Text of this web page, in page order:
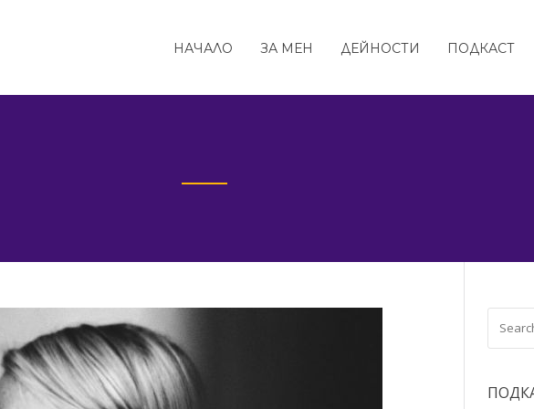
НАЧАЛО ЗА МЕН ДЕЙНОСТИ ПОДКАСТ